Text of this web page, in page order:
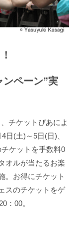
ンペーン”実
チケットぴあによ
(土)～5日(日)、
ケットを手数料0
オルが当たるお楽
。お得にチケット
スのチケットをゲ
：00。